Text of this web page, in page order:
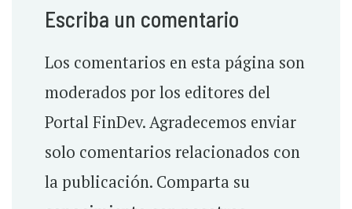
Escriba un comentario
Los comentarios en esta página son
moderados por los editores del
Portal FinDev. Agradecemos enviar
solo comentarios relacionados con
la publicación. Comparta su